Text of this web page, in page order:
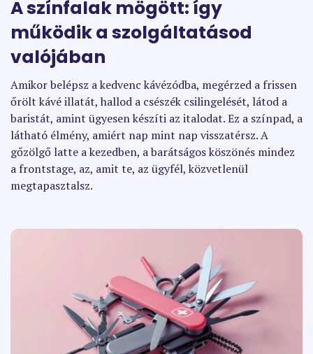
A színfalak mögött: így
működik a szolgáltatásod
valójában
Amikor belépsz a kedvenc kávézódba, megérzed a frissen
őrölt kávé illatát, hallod a csészék csilingelését, látod a
baristát, amint ügyesen készíti az italodat. Ez a színpad, a
látható élmény, amiért nap mint nap visszatérsz. A
gőzölgő latte a kezedben, a barátságos köszönés mindez
a frontstage, az, amit te, az ügyfél, közvetlenül
megtapasztalsz.